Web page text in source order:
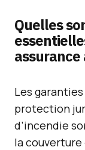
Quelles
assurance
Les
protection
d’incendie
la couverture